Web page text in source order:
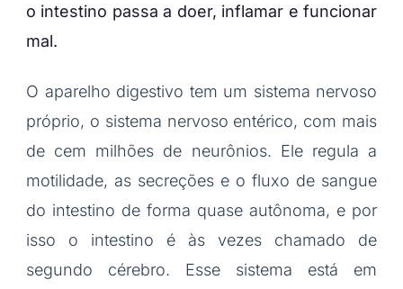
o intestino passa a doer, inflamar e funcionar
mal.
O aparelho digestivo tem um sistema nervoso
próprio, o sistema nervoso entérico, com mais
de cem milhões de neurônios. Ele regula a
motilidade, as secreções e o fluxo de sangue
do intestino de forma quase autônoma, e por
isso o intestino é às vezes chamado de
segundo cérebro. Esse sistema está em